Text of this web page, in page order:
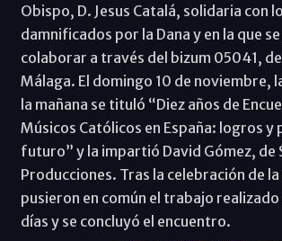
Obispo, D. Jesus Catalá, solidaria con
damnificados por la Dana y en la que
colaborar a través del bizum 05041,
Málaga. El domingo 10 de noviembre,
la mañana se tituló “Diez años de
Músicos Católicos en España: logros y
futuro” y la impartió David Gómez, de
Producciones. Tras la celebración de
pusieron en común el trabajo
días y se concluyó el encuentro.